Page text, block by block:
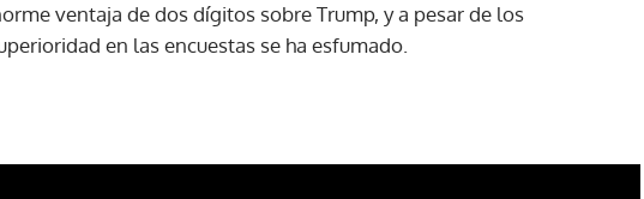
ventaja de dos dígitos sobre Trump, y a pesar de los
en las encuestas se ha esfumado.